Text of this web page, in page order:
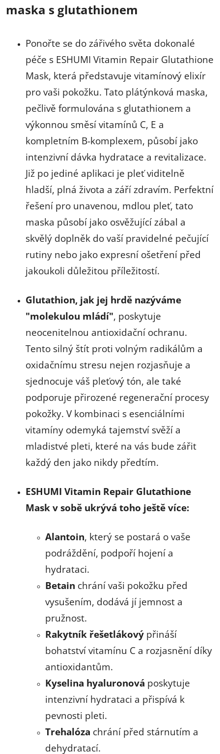
maska ​​s glutathionem
Ponořte se do zářivého světa dokonalé
péče s ESHUMI Vitamin Repair Glutathione
Mask, která představuje vitamínový elixír
pro vaši pokožku. Tato plátýnková maska,
pečlivě formulována s glutathionem a
výkonnou směsí vitamínů C, E a
kompletním B-komplexem, působí jako
intenzivní dávka hydratace a revitalizace.
Již po jediné aplikaci je pleť viditelně
hladší, plná života a září zdravím. Perfektní
řešení pro unavenou, mdlou pleť, tato
maska působí jako osvěžující zábal a
skvělý doplněk do vaší pravidelné pečující
rutiny nebo jako expresní ošetření před
jakoukoli důležitou příležitostí.
Glutathion, jak jej hrdě nazýváme
"molekulou mládí", poskytuje
neocenitelnou antioxidační ochranu.
Tento silný štít proti volným radikálům a
oxidačnímu stresu nejen rozjasňuje a
sjednocuje váš pleťový tón, ale také
podporuje přirozené regenerační procesy
pokožky. V kombinaci s esenciálními
vitamíny odemyká tajemství svěží a
mladistvé pleti, které na vás bude zářit
každý den jako nikdy předtím.
ESHUMI Vitamin Repair Glutathione
Mask v sobě ukrývá toho ještě více:
Alantoin, který se postará o vaše
podráždění, podpoří hojení a
hydrataci.
Betain chrání vaši pokožku před
vysušením, dodává jí jemnost a
pružnost.
Rakytník řešetlákový přináší
bohatství vitamínu C a rozjasnění díky
antioxidantům.
Kyselina hyaluronová poskytuje
intenzivní hydrataci a přispívá k
pevnosti pleti.
Trehalóza chrání před stárnutím a
dehydratací.